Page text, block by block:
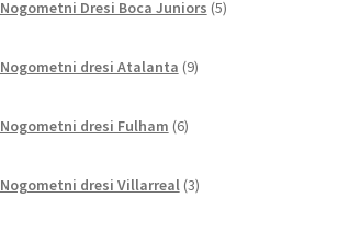
Nogometni Dresi Boca Juniors 5izdelkov
Nogometni dresi Atalanta 9izdelkov
Nogometni dresi Fulham 6izdelkov
Nogometni dresi Villarreal 3izdelki